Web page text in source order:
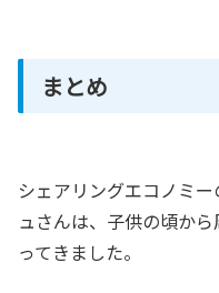
まとめ
シェアリングエコノミ
ュさんは、子供の頃か
ってきました。